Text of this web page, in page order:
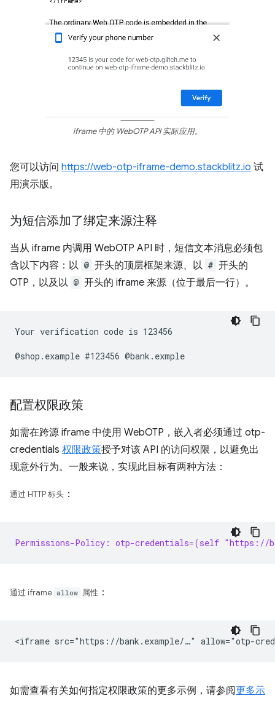
iframe 中的 WebOTP API 实际应用。
您可以访问 https://web-otp-iframe-demo.stackblitz.io 试
用演示版。
为短信添加了绑定来源注释
当从 iframe 内调用 WebOTP API 时，短信文本消息必须包
含以下内容：以 @ 开头的顶层框架来源、以 # 开头的
OTP，以及以 @ 开头的 iframe 来源（位于最后一行）。
Your verification code is 123456
配置权限政策
如需在跨源 iframe 中使用 WebOTP，嵌入者必须通过 otp-
credentials 权限政策授予对该 API 的访问权限，以避免出
现意外行为。一般来说，实现此目标有两种方法：
通过 HTTP 标头 ：
Permissions-Policy: otp-credentials=(self "https://
通过 iframe allow 属性 ：
如需查看有关如何指定权限政策的更多示例，请参阅更多示